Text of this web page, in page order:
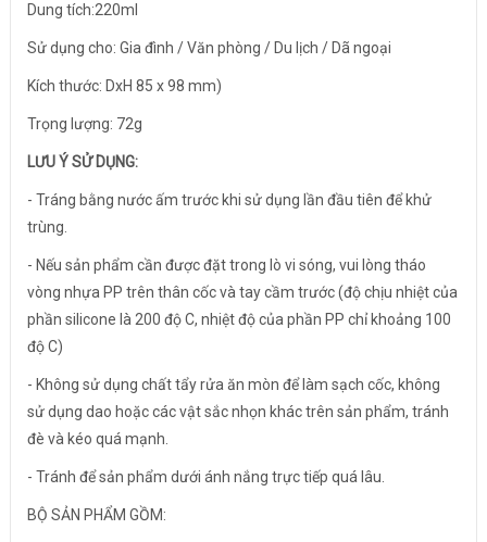
Dung tích:220ml
Sử dụng cho: Gia đình / Văn phòng / Du lịch / Dã ngoại
Kích thước: DxH 85 x 98 mm)
Trọng lượng: 72g
LƯU Ý SỬ DỤNG:
- Tráng bằng nước ấm trước khi sử dụng lần đầu tiên để khử
trùng.
- Nếu sản phẩm cần được đặt trong lò vi sóng, vui lòng tháo
vòng nhựa PP trên thân cốc và tay cầm trước (độ chịu nhiệt của
phần silicone là 200 độ C, nhiệt độ của phần PP chỉ khoảng 100
độ C)
- Không sử dụng chất tẩy rửa ăn mòn để làm sạch cốc, không
sử dụng dao hoặc các vật sắc nhọn khác trên sản phẩm, tránh
đè và kéo quá mạnh.
- Tránh để sản phẩm dưới ánh nắng trực tiếp quá lâu.
BỘ SẢN PHẨM GỒM: